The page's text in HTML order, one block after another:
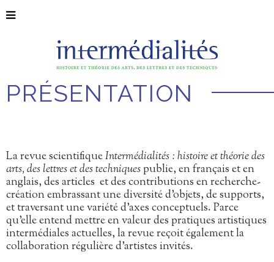
PRÉSENTATION
La revue scientifiqueIntermédialités : histoire et théorie des
arts, des lettres et des techniquespublie, en français et en
anglais, des articles et des contributions en recherche-
création embrassant une diversité d’objets, de supports,
et traversant une variété d’axes conceptuels. Parce
qu’elle entend mettre en valeur des pratiques artistiques
intermédiales actuelles, la revue reçoit également la
collaboration régulière d’artistes invités.